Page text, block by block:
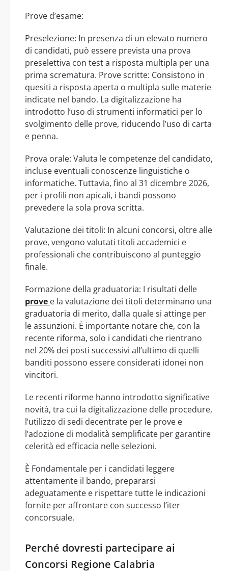
Prove d’esame:
Preselezione: In presenza di un elevato numero
di candidati, può essere prevista una prova
preselettiva con test a risposta multipla per una
prima scrematura. Prove scritte: Consistono in
quesiti a risposta aperta o multipla sulle materie
indicate nel bando. La digitalizzazione ha
introdotto l’uso di strumenti informatici per lo
svolgimento delle prove, riducendo l’uso di carta
e penna.
Prova orale: Valuta le competenze del candidato,
incluse eventuali conoscenze linguistiche o
informatiche. Tuttavia, fino al 31 dicembre 2026,
per i profili non apicali, i bandi possono
prevedere la sola prova scritta.
Valutazione dei titoli: In alcuni concorsi, oltre alle
prove, vengono valutati titoli accademici e
professionali che contribuiscono al punteggio
finale.
Formazione della graduatoria: I risultati delle
prove e la valutazione dei titoli determinano una
graduatoria di merito, dalla quale si attinge per
le assunzioni. È importante notare che, con la
recente riforma, solo i candidati che rientrano
nel 20% dei posti successivi all’ultimo di quelli
banditi possono essere considerati idonei non
vincitori.
Le recenti riforme hanno introdotto significative
novità, tra cui la digitalizzazione delle procedure,
l’utilizzo di sedi decentrate per le prove e
l’adozione di modalità semplificate per garantire
celerità ed efficacia nelle selezioni.
È Fondamentale per i candidati leggere
attentamente il bando, prepararsi
adeguatamente e rispettare tutte le indicazioni
fornite per affrontare con successo l’iter
concorsuale.
Perché dovresti partecipare ai
Concorsi Regione Calabria